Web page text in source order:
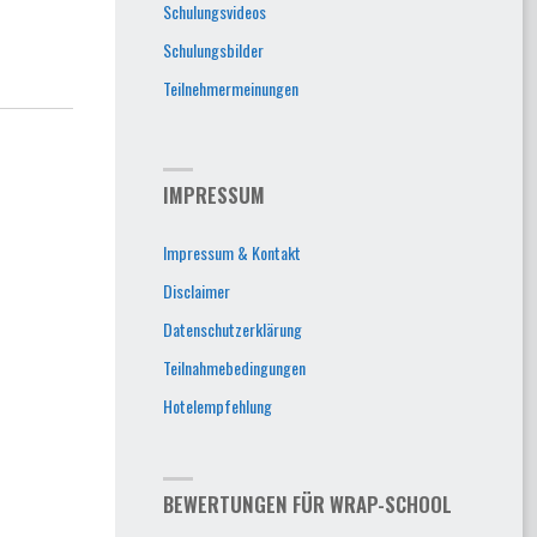
Schulungsvideos
Schulungsbilder
Teilnehmermeinungen
IMPRESSUM
Impressum & Kontakt
Disclaimer
Datenschutzerklärung
Teilnahmebedingungen
Hotelempfehlung
BEWERTUNGEN FÜR WRAP-SCHOOL